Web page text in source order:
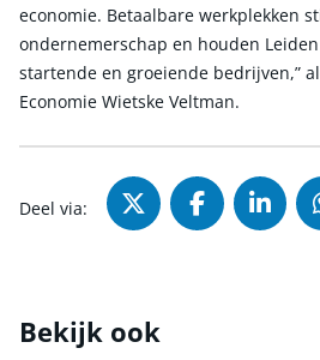
economie. Betaalbare werkplekken
ondernemerschap en houden
startende en groeiende bedrijven,”
Economie Wietske Veltman.
Deel via: Deel via X
Deel via
Bekijk ook